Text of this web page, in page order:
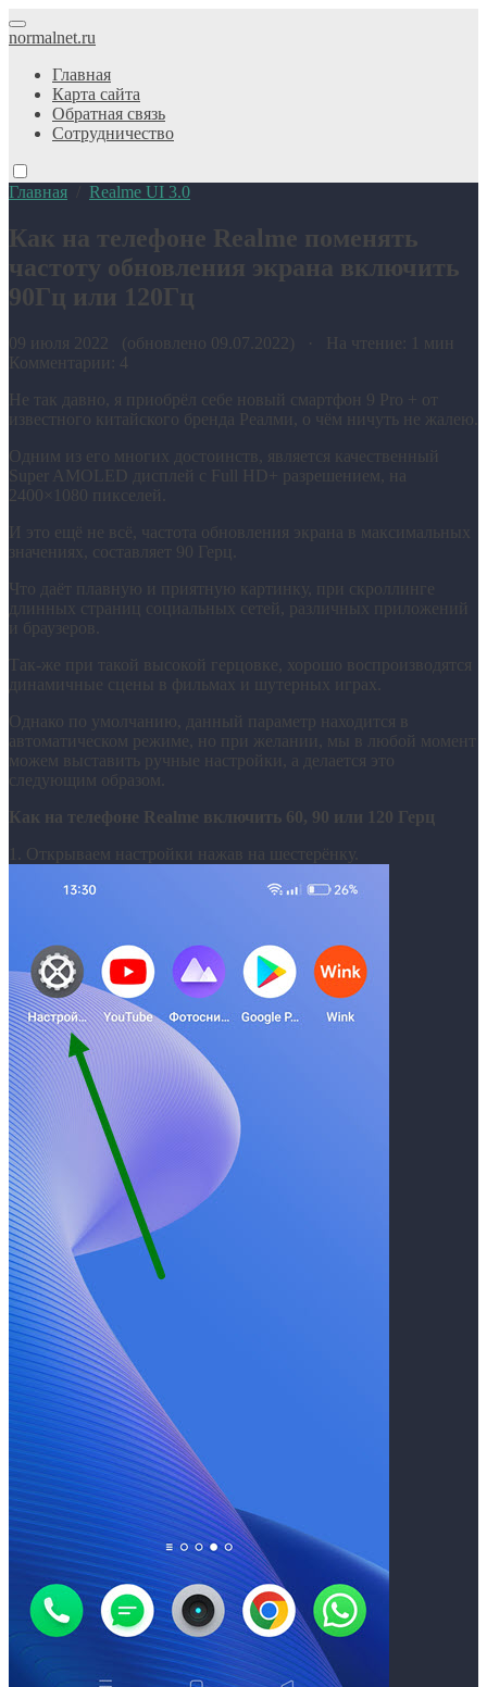
normalnet.ru
Главная
Карта сайта
Обратная связь
Сотрудничество
Главная Realme UI 3.0
Как на телефоне Realme поменять
частоту обновления экрана включить
90Гц или 120Гц
09 июля 2022 (обновлено 09.07.2022) · На чтение: 1 мин
Комментарии: 4
Не так давно, я приобрёл себе новый смартфон 9 Pro + от
известного китайского бренда Реалми, о чём ничуть не жалею.
Одним из его многих достоинств, является качественный
Super AMOLED дисплей с Full HD+ разрешением, на
2400×1080 пикселей.
И это ещё не всё, частота обновления экрана в максимальных
значениях, составляет 90 Герц.
Что даёт плавную и приятную картинку, при скроллинге
длинных страниц социальных сетей, различных приложений
и браузеров.
Так-же при такой высокой герцовке, хорошо воспроизводятся
динамичные сцены в фильмах и шутерных играх.
Однако по умолчанию, данный параметр находится в
автоматическом режиме, но при желании, мы в любой момент
можем выставить ручные настройки, а делается это
следующим образом.
Как на телефоне Realme включить 60, 90 или 120 Герц
1. Открываем настройки нажав на шестерёнку.